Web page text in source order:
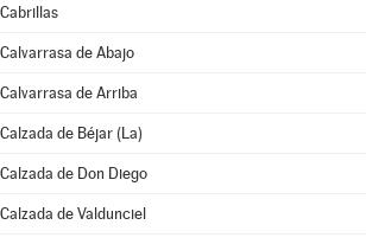
Cabrillas
Calvarrasa de Abajo
Calvarrasa de Arriba
Calzada de Béjar (La)
Calzada de Don Diego
Calzada de Valdunciel